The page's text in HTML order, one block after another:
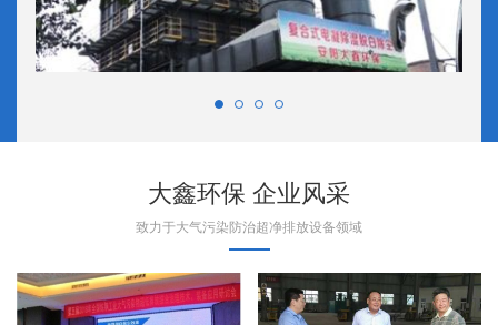
大鑫环保 企业风采
致力于大气污染防治超净排放设备领域